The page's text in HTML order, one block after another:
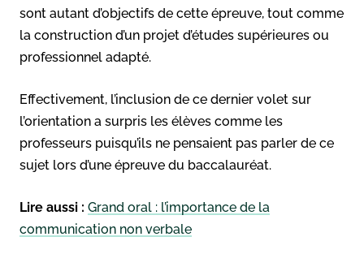
sont autant d’objectifs de cette épreuve, tout comme
la construction d’un projet d’études supérieures ou
professionnel adapté.
Effectivement, l’inclusion de ce dernier volet sur
l’orientation a surpris les élèves comme les
professeurs puisqu’ils ne pensaient pas parler de ce
sujet lors d’une épreuve du baccalauréat.
Lire aussi : Grand oral : l’importance de la
communication non verbale